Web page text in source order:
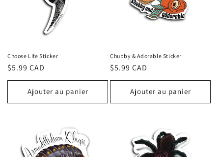
Choose Life Sticker
Prix
habituel
$5.99 CAD
Ajouter au panier
Chubby & Adorable Sticker
Prix
habituel
$5.99 CAD
Ajouter au panier